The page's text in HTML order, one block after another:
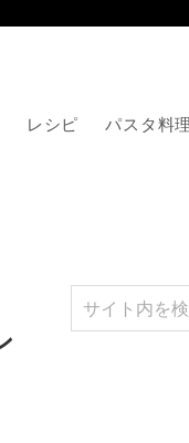
レシピ パスタ料